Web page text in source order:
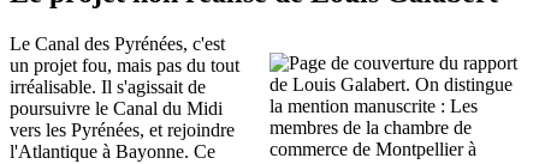
Le Canal des Pyrénées, c'est
un projet fou, mais pas du tout
irréalisable. Il s'agissait de
poursuivre le Canal du Midi
vers les Pyrénées, et rejoindre
l'Atlantique à Bayonne. Ce